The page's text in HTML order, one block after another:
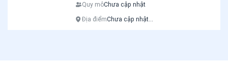
Quy môChưa cập nhật
Địa điểmChưa cập nhật...